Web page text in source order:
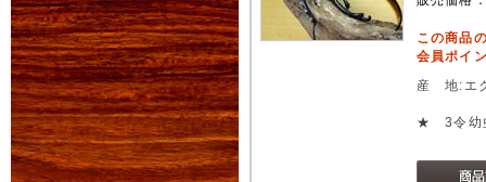
この商品
会員ポイ
産 地:エ
★ 3令幼